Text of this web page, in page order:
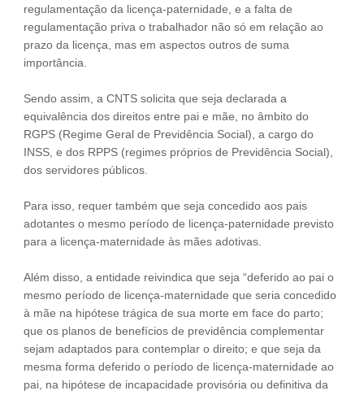
regulamentação da licença-paternidade, e a falta de
regulamentação priva o trabalhador não só em relação ao
prazo da licença, mas em aspectos outros de suma
importância.
Sendo assim, a CNTS solicita que seja declarada a
equivalência dos direitos entre pai e mãe, no âmbito do
RGPS (Regime Geral de Previdência Social), a cargo do
INSS, e dos RPPS (regimes próprios de Previdência Social),
dos servidores públicos.
Para isso, requer também que seja concedido aos pais
adotantes o mesmo período de licença-paternidade previsto
para a licença-maternidade às mães adotivas.
Além disso, a entidade reivindica que seja “deferido ao pai o
mesmo período de licença-maternidade que seria concedido
à mãe na hipótese trágica de sua morte em face do parto;
que os planos de benefícios de previdência complementar
sejam adaptados para contemplar o direito; e que seja da
mesma forma deferido o período de licença-maternidade ao
pai, na hipótese de incapacidade provisória ou definitiva da